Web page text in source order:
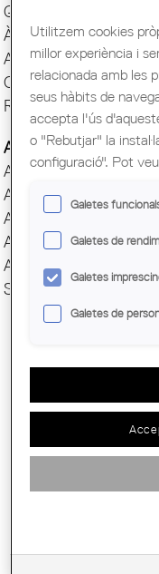
Quotes i serveis
Àgora
Avantatges COAC
Comunicació
Reserva espai Sala
AADIPA
AAEPFMC
AASAP
AAUC
AJAC
AUS
SÈNIOR/A
CANCEL·LADA -
REVELAT. VISITA AL
Utilitzem cookies
millor experiència i
relacionada amb les
seus hàbits de
accepta l'ús
o "Rebutjar" la
configuració". Pot
Galetes
Galetes de
Galetes
Galetes de